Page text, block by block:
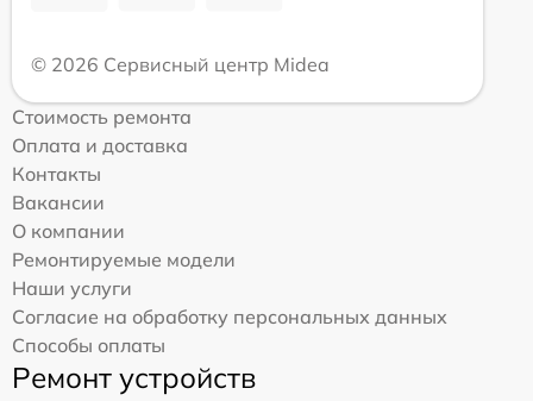
© 2026 Сервисный центр Midea
Стоимость ремонта
Оплата и доставка
Контакты
Вакансии
О компании
Ремонтируемые модели
Наши услуги
Согласие на обработку персональных данных
Способы оплаты
Ремонт устройств